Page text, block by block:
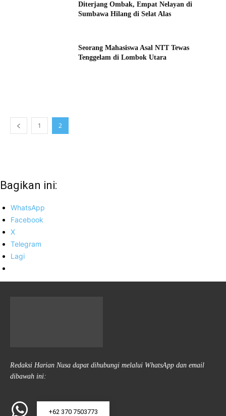
Diterjang Ombak, Empat Nelayan di
Sumbawa Hilang di Selat Alas
Seorang Mahasiswa Asal NTT Tewas
Tenggelam di Lombok Utara
1 2
Bagikan ini:
WhatsApp
Facebook
X
Telegram
Lagi
Redaksi Harian Nusa dapat dihubungi melalui WhatsApp dan email
dibawah ini:
+62 370 7503773